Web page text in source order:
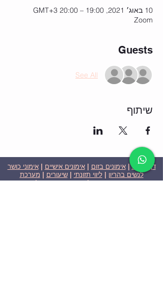
10 באוג׳ 2021, 19:00 – 20:00 GMT‎+3‎
Zoom
Guests
See All
שיתוף
דף הבית|אימונים בזום |אימונים אישיים |אימוני כושר
לנשים בהריון |ליווי תזונתי |שיעורים | מערכת
שבועית-אימונים בזום|תוכניות ומחירים|סרטוני